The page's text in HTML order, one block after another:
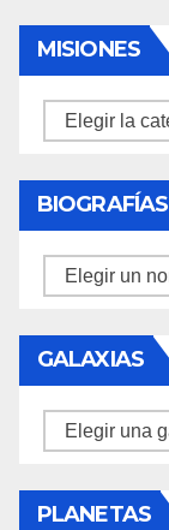
MISIONES
Misiones
BIOGRAFÍAS
Biografías
GALAXIAS
Galaxias
PLANETAS